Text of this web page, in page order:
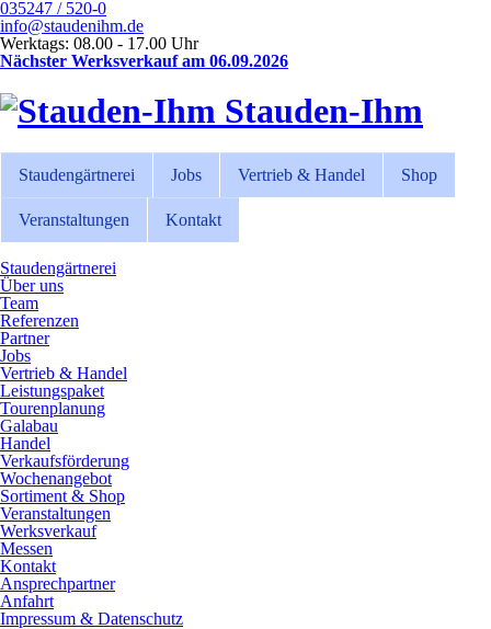
035247 / 520-0
info@staudenihm.de
Werktags: 08.00 - 17.00 Uhr
Nächster Werksverkauf am 06.09.2026
Stauden-Ihm
Staudengärtnerei Jobs Vertrieb & Handel Shop
Veranstaltungen Kontakt
Staudengärtnerei
Über uns
Team
Referenzen
Partner
Jobs
Vertrieb & Handel
Leistungspaket
Tourenplanung
Galabau
Handel
Verkaufsförderung
Wochenangebot
Sortiment & Shop
Veranstaltungen
Werksverkauf
Messen
Kontakt
Ansprechpartner
Anfahrt
Impressum & Datenschutz